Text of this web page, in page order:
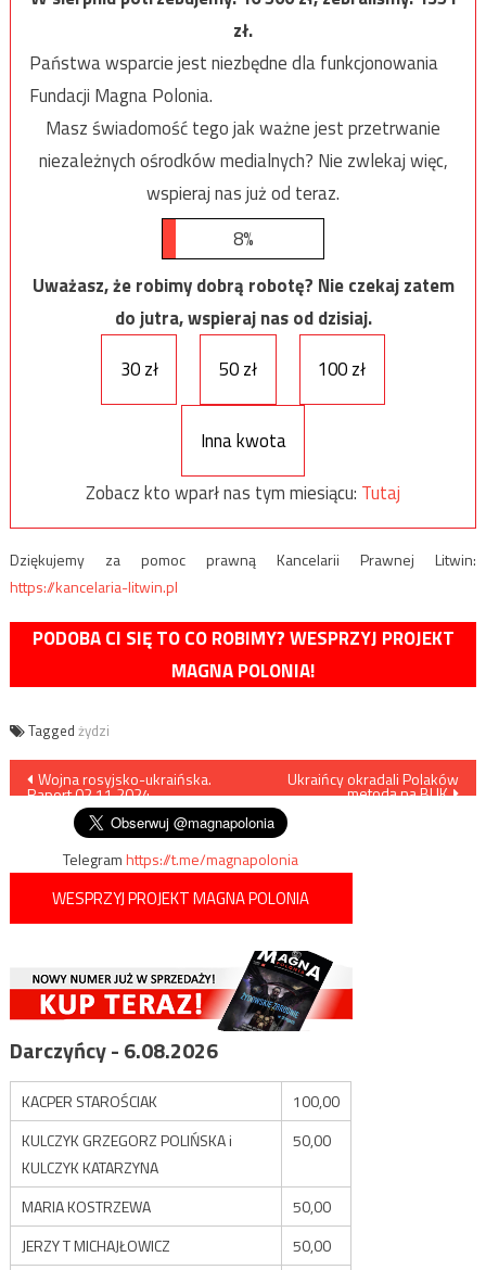
zł.
Państwa wsparcie jest niezbędne dla funkcjonowania
Fundacji Magna Polonia.
Masz świadomość tego jak ważne jest przetrwanie
niezależnych ośrodków medialnych? Nie zwlekaj więc,
wspieraj nas już od teraz.
8%
Uważasz, że robimy dobrą robotę? Nie czekaj zatem
do jutra, wspieraj nas od dzisiaj.
30 zł
50 zł 100 zł
Inna kwota
Zobacz kto wparł nas tym miesiącu: Tutaj
Dziękujemy za pomoc prawną Kancelarii Prawnej Litwin:
https://kancelaria-litwin.pl
PODOBA CI SIĘ TO CO ROBIMY? WESPRZYJ PROJEKT
MAGNA POLONIA!
Tagged żydzi
Nawigacja
wpisu
Wojna rosyjsko-ukraińska.
Raport 02.11.2024
Ukraińcy okradali Polaków
metodą na BLIK
Telegramhttps://t.me/magnapolonia
WESPRZYJ PROJEKT MAGNA POLONIA
Darczyńcy - 6.08.2026
KACPER STAROŚCIAK
100,00
KULCZYK GRZEGORZ POLIŃSKA i
KULCZYK KATARZYNA
50,00
MARIA KOSTRZEWA
50,00
JERZY T MICHAJŁOWICZ
50,00